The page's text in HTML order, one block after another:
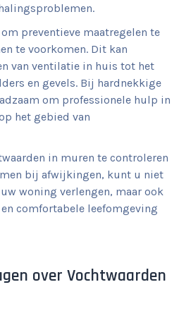
preventieve maatregelen te
te voorkomen. Dit kan
van ventilatie in huis tot het
en gevels. Bij hardnekkige
om professionele hulp in
het gebied van
in muren te controleren
bij afwijkingen, kunt u niet
woning verlengen, maar ook
comfortabele leefomgeving
over Vochtwaarden